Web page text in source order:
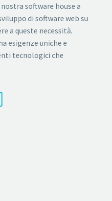
software house a
di software web su
a queste necessità.
esigenze uniche e
tecnologici che